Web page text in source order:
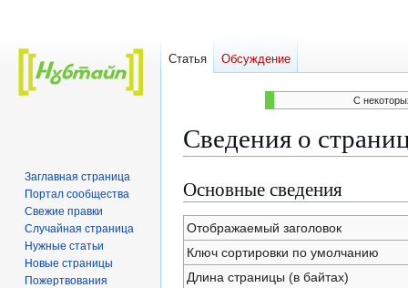
C
Сведения о
Перейти
к
навигации
Перейти
к
поиску
Основные сведения
Отображаемый заголовок
Ключ сортировки по умолчанию
Длина страницы (в байтах)
Статья Обсуждение
Заглавная страница
Портал сообщества
Свежие правки
Случайная страница
Нужные статьи
Новые страницы
Пожертвования